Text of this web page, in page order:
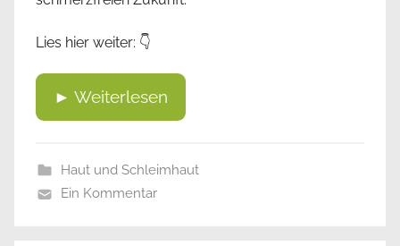
Lies hier weiter: 👇
► Weiterlesen
Haut und Schleimhaut
Ein Kommentar